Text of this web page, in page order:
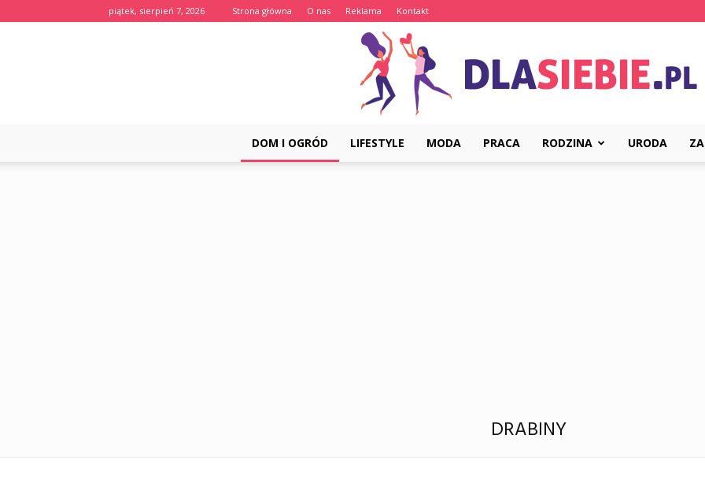
piątek, sierpień 7, 2026 Strona główna O nas Reklama Kontakt
DlaSiebie.pl
DOM I OGRÓD LIFESTYLE MODA PRACA RODZINA URODA
DRABINY